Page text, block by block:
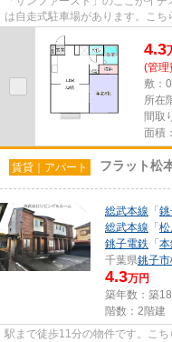
は自走式駐車場があります。こ
4.3
(管理
敷：
所在
間取
面積
賃貸｜アパート フラット松
総武本線 「
総武本線 「
銚子電鉄 「
千葉県銚子市
4.3万円
築年数：築
階数：2階建
駅まで徒歩11分の物件です。こ